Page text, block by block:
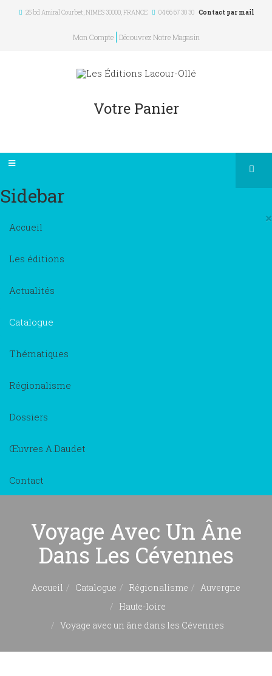
25 bd Amiral Courbet, NIMES 30000,FRANCE 04 66 67 30 30 Contact par mail
Mon Compte Découvrez Notre Magasin
Votre Panier
Sidebar
×
Accueil
Les éditions
Actualités
Catalogue
Thématiques
Régionalisme
Dossiers
Œuvres A.Daudet
Contact
Voyage Avec Un Âne
Dans Les Cévennes
Accueil Catalogue Régionalisme
Auvergne
Haute-loire
Voyage avec un âne dans les Cévennes